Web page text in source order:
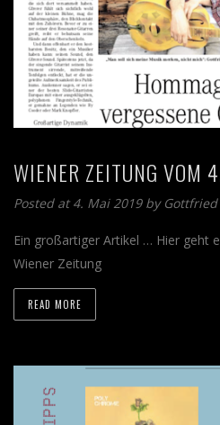
WIENER ZEITUNG VOM
Posted at 4. Mai 2019 by
Ein großartiger Artikel … Hier geht
Wiener Zeitung
READ MORE